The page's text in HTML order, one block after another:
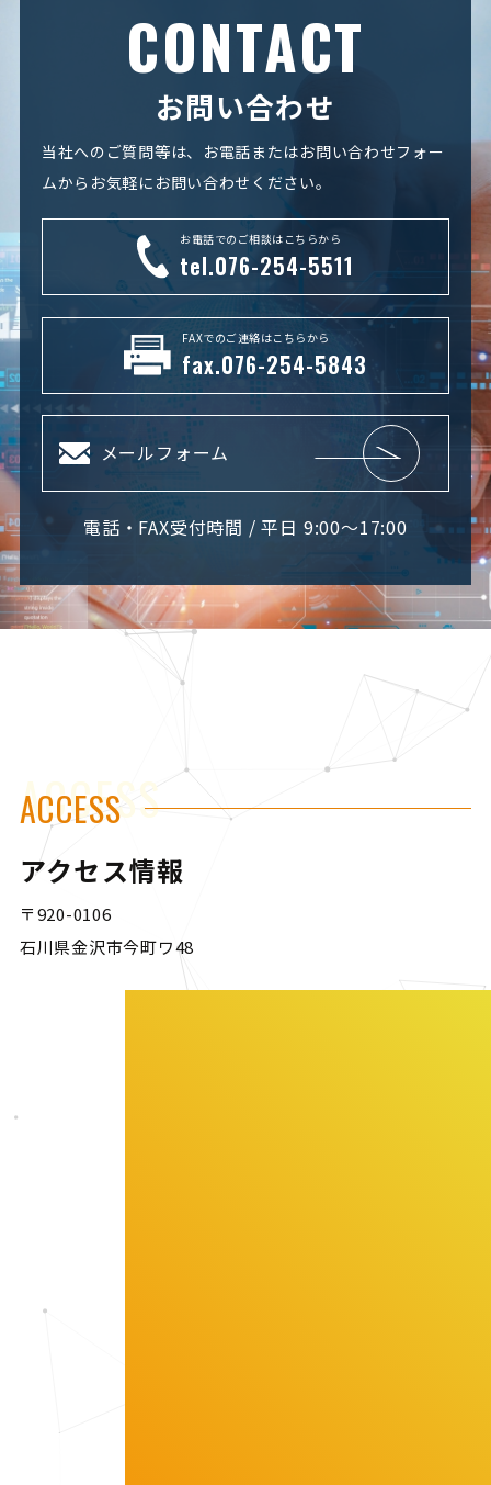
CONTACT
お問い合わせ
当社へのご質問等は、お電話またはお問い合わせフォー
ムからお気軽にお問い合わせください。
お電話でのご相談はこちらから
tel.076-254-5511
FAXでのご連絡はこちらから
fax.076-254-5843
メールフォーム
電話・FAX受付時間 / 平日 9:00～17:00
ACCESS
ACCESS
アクセス情報
〒920-0106
石川県金沢市今町ワ48